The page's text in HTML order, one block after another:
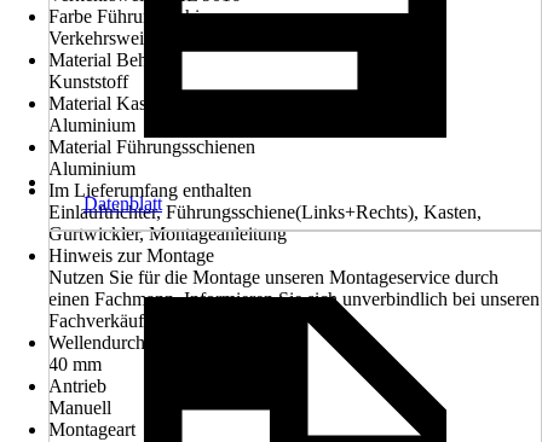
Farbe Führungsschienen
Verkehrsweiß RAL 9016
Material Behang
Kunststoff
Material Kasten
Aluminium
Material Führungsschienen
Aluminium
Im Lieferumfang enthalten
Einlauftrichter, Führungsschiene(Links+Rechts), Kasten,
Gurtwickler, Montageanleitung
Hinweis zur Montage
Nutzen Sie für die Montage unseren Montageservice durch
einen Fachmann. Informieren Sie sich unverbindlich bei unseren
Fachverkäufern im Markt.
Wellendurchmesser
40 mm
Antrieb
Manuell
Montageart
Datenblatt